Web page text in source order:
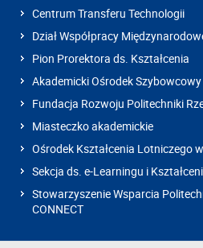
Centrum Transferu Technologii
Dział Współpracy
Pion Prorektora ds. Kształcenia
Akademicki Ośrodek
Fundacja Rozwoju Politechniki
Miasteczko akademickie
Ośrodek Kształcenia Lotniczego
Sekcja ds. e-Learningu i
Stowarzyszenie Wsparcia
CONNECT